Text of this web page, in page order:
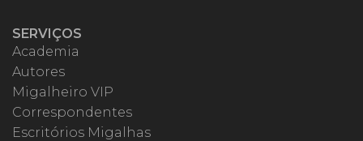
SERVIÇOS
Academia
Autores
Migalheiro VIP
Correspondentes
Escritórios Migalhas